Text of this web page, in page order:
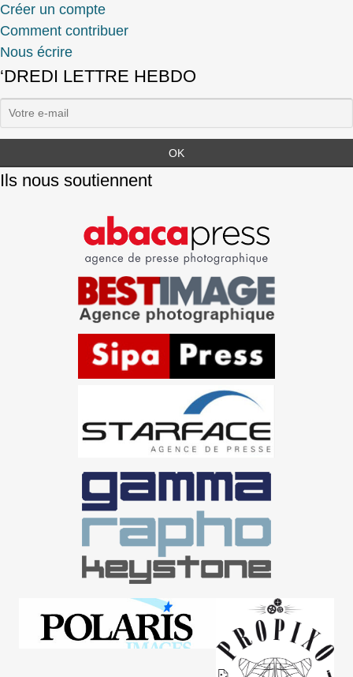
Créer un compte
Comment contribuer
Nous écrire
‘DREDI LETTRE HEBDO
Ils nous soutiennent